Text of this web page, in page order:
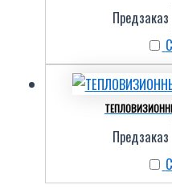
Предзаказ
Предзаказ